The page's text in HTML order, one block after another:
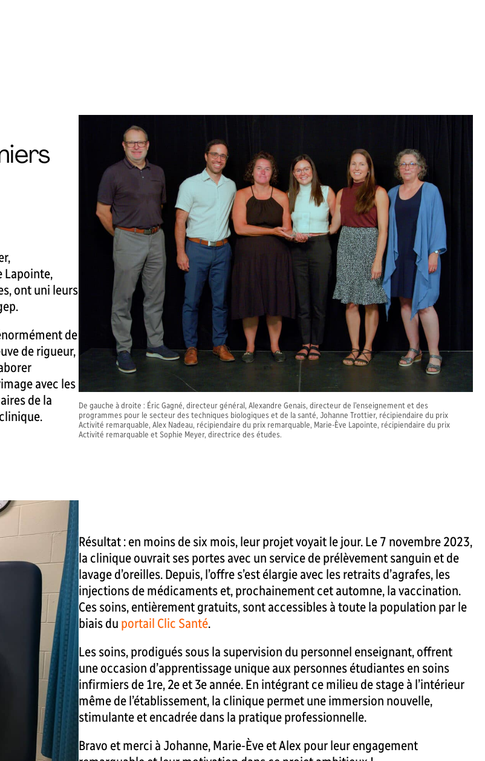
Lapointe,
ont uni leurs
de
de rigueur,
avec les
de la
De gauche à droite : Éric Gagné, directeur général, Alexandre Genais, directeur de l’enseignement et des
programmes pour le secteur des techniques biologiques et de la santé, Johanne Trottier, récipiendaire du prix
Activité remarquable, Alex Nadeau, récipiendaire du prix remarquable, Marie-Ève Lapointe, récipiendaire du prix
Activité remarquable et Sophie Meyer, directrice des études.
Résultat : en moins de six mois, leur projet voyait le jour. Le 7 novembre 2023,
la clinique ouvrait ses portes avec un service de prélèvement sanguin et de
lavage d’oreilles. Depuis, l’offre s’est élargie avec les retraits d’agrafes, les
injections de médicaments et, prochainement cet automne, la vaccination.
Ces soins, entièrement gratuits, sont accessibles à toute la population par le
biais du portail Clic Santé.
Les soins, prodigués sous la supervision du personnel enseignant, offrent
une occasion d’apprentissage unique aux personnes étudiantes en soins
infirmiers de 1re, 2e et 3e année. En intégrant ce milieu de stage à l’intérieur
même de l’établissement, la clinique permet une immersion nouvelle,
stimulante et encadrée dans la pratique professionnelle.
Bravo et merci à Johanne, Marie-Ève et Alex pour leur engagement